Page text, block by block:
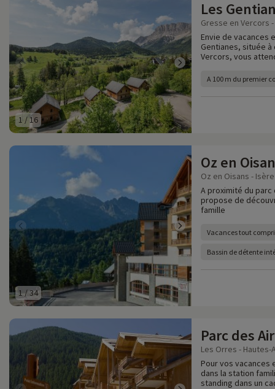
1 /16
Les
Gresse en Vercors
Envie de vacances
Gentianes, située
Vercors, vous
A 100 m du premier
1/34
Oz en
Oz en Oisans -
A proximité du parc
propose de
famille
Vacances tout
Bassin de détente
Parc des
Les Orres - Hautes-
Pour vos vacances
dans la station
standing dans un